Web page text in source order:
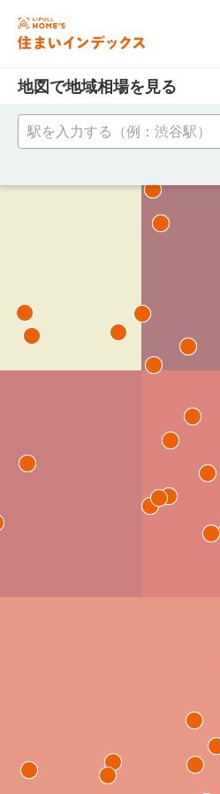
地図で地域相場を見る